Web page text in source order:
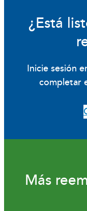
¿Está
Inicie sesión
completar
Más